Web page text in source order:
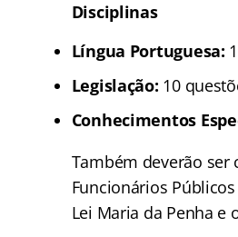
Disciplinas
Língua Portuguesa:
Legislação: 10
Conhecimentos
Também deverão
Funcionários Públicos
Lei Maria da Penha e